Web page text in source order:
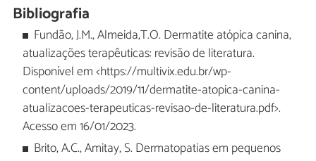
Bibliografia
Fundão, J.M., Almeida,T.O. Dermatite atópica canina,
atualizações terapêuticas: revisão de literatura.
Disponível em <https://multivix.edu.br/wp-
content/uploads/2019/11/dermatite-atopica-canina-
atualizacoes-terapeuticas-revisao-de-literatura.pdf>.
Acesso em 16/01/2023.
Brito, A.C., Amitay, S. Dermatopatias em pequenos